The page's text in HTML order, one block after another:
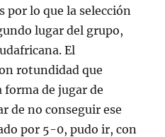
por lo que la selección
lugar del grupo,
El
rotundidad que
forma de jugar de
de no conseguir ese
por 5-0, pudo ir, con